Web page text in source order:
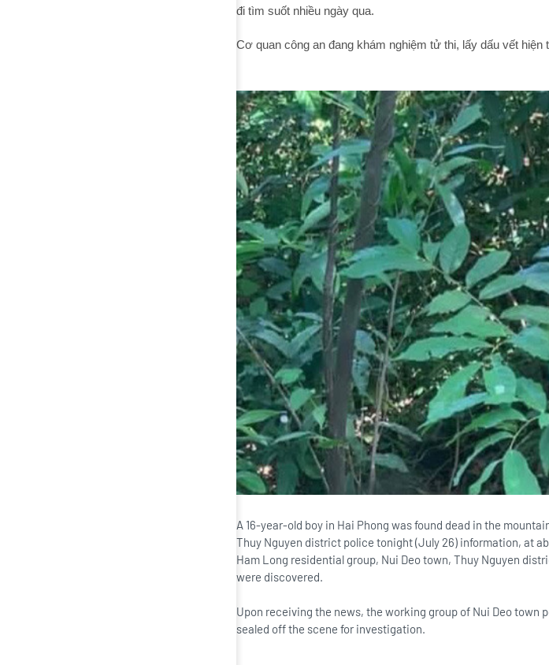
đi tìm suốt nhiều ngày qua.
Cơ quan công an đang khám nghiệm tử thi, lấy dấu vết hiện
A 16-year-old boy in Hai Phong was found dead in the
Thuy Nguyen district police tonight (July 26) information, at
Ham Long residential group, Nui Deo town, Thuy Nguyen
were discovered.
Upon receiving the news, the working group of Nui Deo
sealed off the scene for investigation.